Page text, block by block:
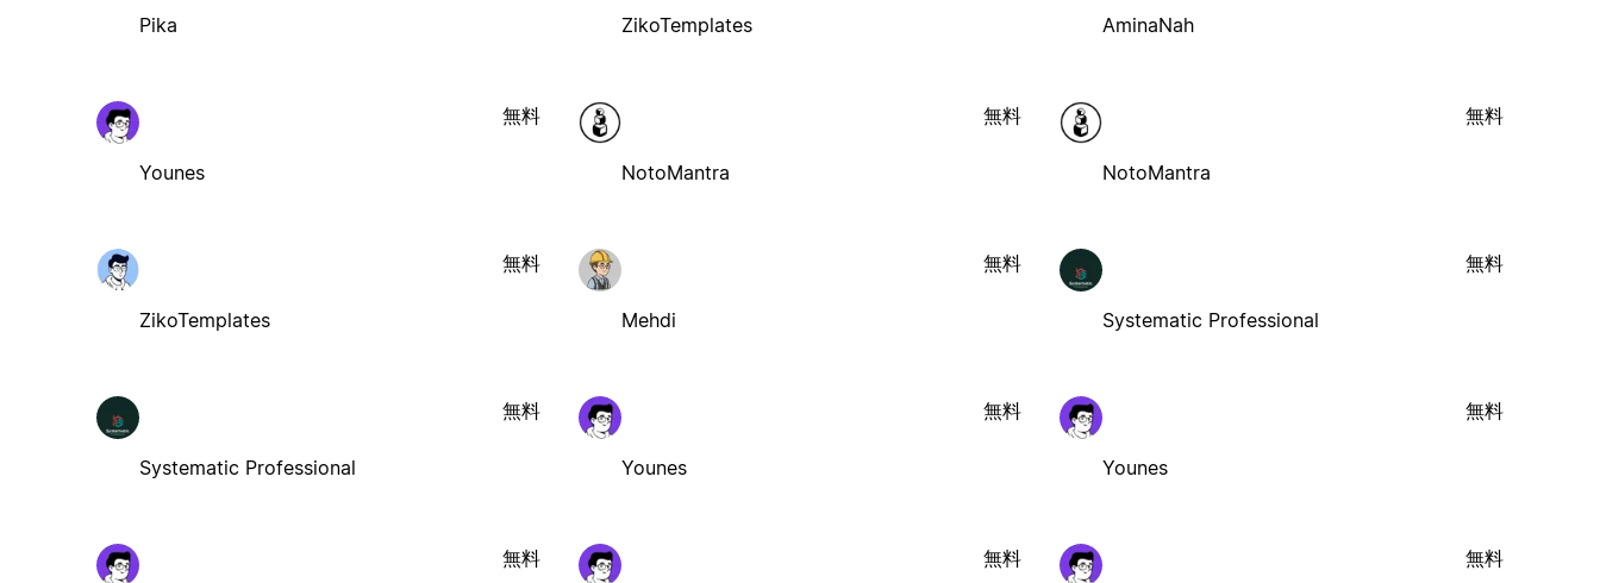
Pika ZikoTemplates AminaNah
Younes
無料
NotoMantra
無料
NotoMantra
無料
ZikoTemplates
無料
Mehdi
無料
Systematic Professional
無料
Systematic Professional
無料
Younes
無料
Younes
無料
無料 無料 無料